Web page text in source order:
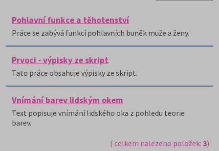
Pohlavní funkce a těhotenství
Práce se zabývá funkcí pohlavních buněk muže a ženy.
Prvoci - výpisky ze skript
Tato práce obsahuje výpisky ze skript.
Vnímání barev lidským okem
Text popisuje vnímání lidského oka z pohledu teorie
barev.
( celkem nalezeno položek: 3)